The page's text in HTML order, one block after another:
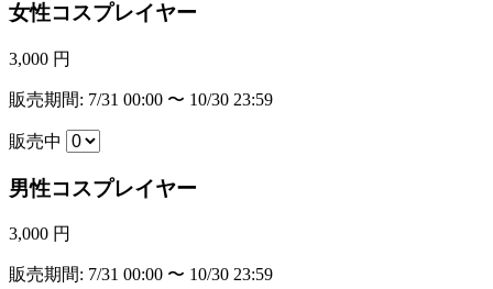
女性コスプレイヤー
3,000 円
販売期間: 7/31 00:00 〜 10/30 23:59
販売中
男性コスプレイヤー
3,000 円
販売期間: 7/31 00:00 〜 10/30 23:59